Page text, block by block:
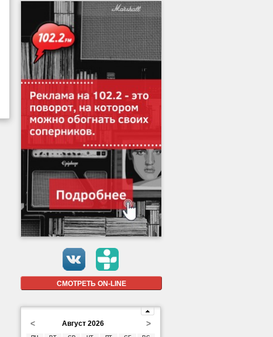
СМОТРЕТЬ ON-LINE
< >
Август 2026